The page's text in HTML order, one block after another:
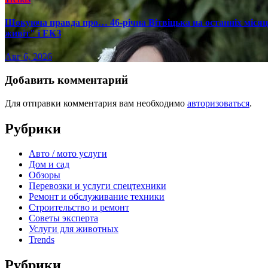
Шокуюча правда про… 46-річна Вітвіцька на останніх
живіт" і ЕКЗ
Авг 6, 2026
Добавить комментарий
Для отправки комментария вам необходимо авторизоваться.
Рубрики
Авто / мото услуги
Дом и сад
Обзоры
Перевозки и услуги спецтехники
Ремонт и обслуживание техники
Строительство и ремонт
Советы эксперта
Услуги для животных
Trends